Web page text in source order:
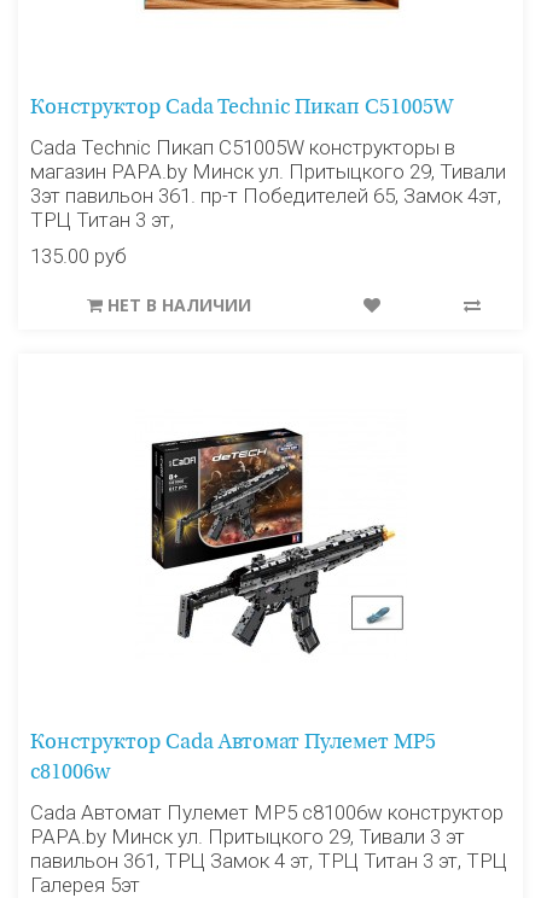
Конструктор Cada Technic Пикап C51005W
Cada Technic Пикап C51005W конструкторы в
магазин PAPA.by Минск ул. Притыцкого 29, Тивали
3эт павильон 361. пр-т Победителей 65, Замок 4эт,
ТРЦ Титан 3 эт,
135.00 руб
НЕТ В НАЛИЧИИ
Конструктор Cada Автомат Пулемет MP5
c81006w
Cada Автомат Пулемет MP5 c81006w конструктор
PAPA.by Минск ул. Притыцкого 29, Тивали 3 эт
павильон 361, ТРЦ Замок 4 эт, ТРЦ Титан 3 эт, ТРЦ
Галерея 5эт